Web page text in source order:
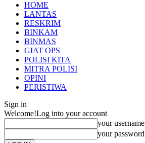
HOME
LANTAS
RESKRIM
BINKAM
BINMAS
GIAT OPS
POLISI KITA
MITRA POLISI
OPINI
PERISTIWA
Sign in
Welcome!Log into your account
your username
your password